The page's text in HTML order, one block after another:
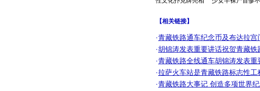
【相关链接】
·青藏铁路通车纪念币及布达拉宫
·胡锦涛发表重要讲话祝贺青藏铁
·青藏铁路全线通车胡锦涛发表重
·拉萨火车站是青藏铁路标志性工
·青藏铁路大事记 创造多项世界